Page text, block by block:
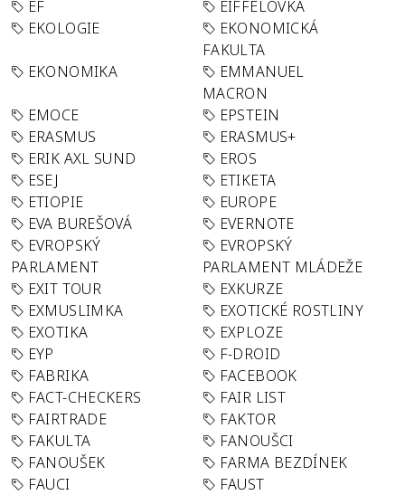
EF
EIFFELOVKA
EKOLOGIE
EKONOMICKÁ
FAKULTA
EKONOMIKA
EMMANUEL
MACRON
EMOCE
EPSTEIN
ERASMUS
ERASMUS+
ERIK AXL SUND
EROS
ESEJ
ETIKETA
ETIOPIE
EUROPE
EVA BUREŠOVÁ
EVERNOTE
EVROPSKÝ
PARLAMENT
EVROPSKÝ
PARLAMENT MLÁDEŽE
EXIT TOUR
EXKURZE
EXMUSLIMKA
EXOTICKÉ ROSTLINY
EXOTIKA
EXPLOZE
EYP
F-DROID
FABRIKA
FACEBOOK
FACT-CHECKERS
FAIR LIST
FAIRTRADE
FAKTOR
FAKULTA
FANOUŠCI
FANOUŠEK
FARMA BEZDÍNEK
FAUCI
FAUST